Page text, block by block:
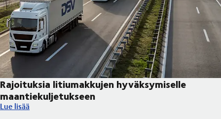
Rajoituksia litiumakkujen hyväksymiselle
maantiekuljetukseen
Rajoituksia litiumakkujen hyväksymiselle maantiekuljetukseen
Lue lisää